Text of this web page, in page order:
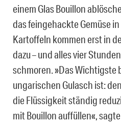
einem Glas Bouillon
das feingehackte Gemüse
Kartoffeln kommen erst in
dazu – und alles vier
schmoren. »Das Wichtigste
ungarischen Gulasch ist:
die Flüssigkeit ständig
mit Bouillon auffüllen«,